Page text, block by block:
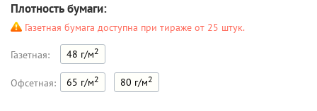
Плотность бумаги:
Газетная бумага доступна при тираже от 25 штук.
Газетная: 48 г/м2
Офсетная: 65 г/м2 80 г/м2